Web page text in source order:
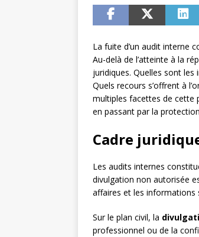
La fuite d’un audit interne
Au-delà de l’atteinte à la
juridiques. Quelles sont les
Quels recours s’offrent à
multiples facettes de cette
en passant par la
Cadre
Les audits internes
divulgation non autorisée
affaires et les informations
Sur le plan civil, la
professionnel ou de la